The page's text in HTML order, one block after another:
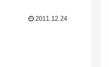
2011.12.24